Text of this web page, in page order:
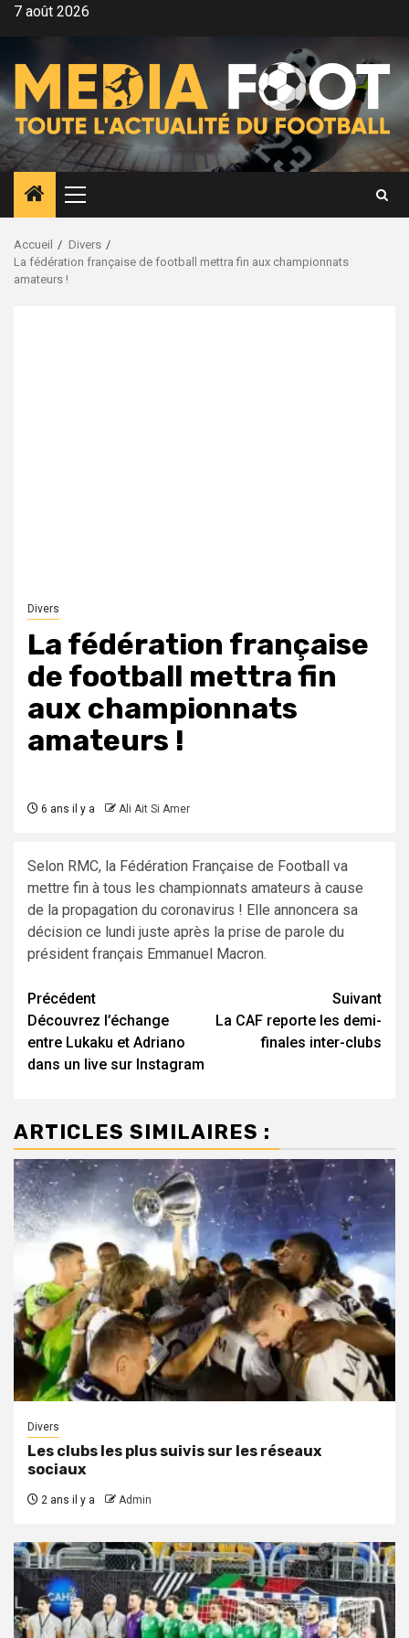
Aller7 août 2026
Menu
principal
Accueil
Divers
La fédération française de football mettra fin aux championnats
amateurs !
Divers
La fédération française
de football mettra fin
aux championnats
amateurs !
6 ans il y a Ali Ait Si Amer
Selon RMC, la Fédération Française de Football va
mettre fin à tous les championnats amateurs à cause
de la propagation du coronavirus ! Elle annoncera sa
décision ce lundi juste après la prise de parole du
président français Emmanuel Macron.
Navigation
d’article
Précédent
Découvrez l’échange
entre Lukaku et Adriano
dans un live sur Instagram
Suivant
La CAF reporte les demi-
finales inter-clubs
ARTICLES SIMILAIRES :
Divers
Les clubs les plus suivis sur les réseaux
sociaux
2 ans il y a Admin